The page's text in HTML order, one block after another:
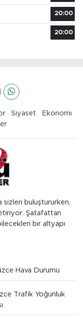
20:00
20:00
Siyaset
Ekonomi
sizleri buluştururken,
Şatafattan
bir altyapı
Hava Durumu
Trafik Yoğunluk